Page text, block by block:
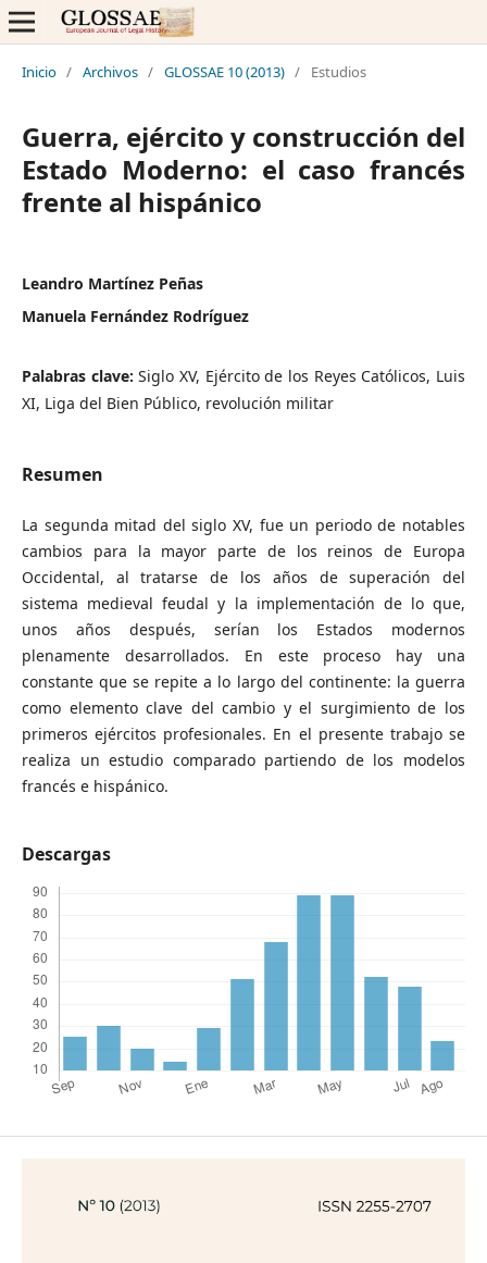
Inicio / Archivos / GLOSSAE 10 (2013) / Estudios
Guerra, ejército y construcción del
Estado Moderno: el caso francés
frente al hispánico
Leandro Martínez Peñas
Manuela Fernández Rodríguez
Palabras clave:Siglo XV, Ejército de los Reyes Católicos, Luis
XI, Liga del Bien Público, revolución militar
Resumen
La segunda mitad del siglo XV, fue un periodo de notables
cambios para la mayor parte de los reinos de Europa
Occidental, al tratarse de los años de superación del
sistema medieval feudal y la implementación de lo que,
unos años después, serían los Estados modernos
plenamente desarrollados. En este proceso hay una
constante que se repite a lo largo del continente: la guerra
como elemento clave del cambio y el surgimiento de los
primeros ejércitos profesionales. En el presente trabajo se
realiza un estudio comparado partiendo de los modelos
francés e hispánico.
Descargas